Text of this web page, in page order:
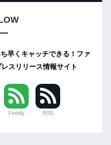
早くキャッチできる！ファ
スリリース情報サイト
Feedly RSS